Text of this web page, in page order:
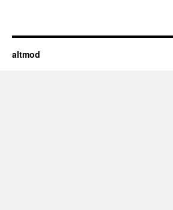
altmod